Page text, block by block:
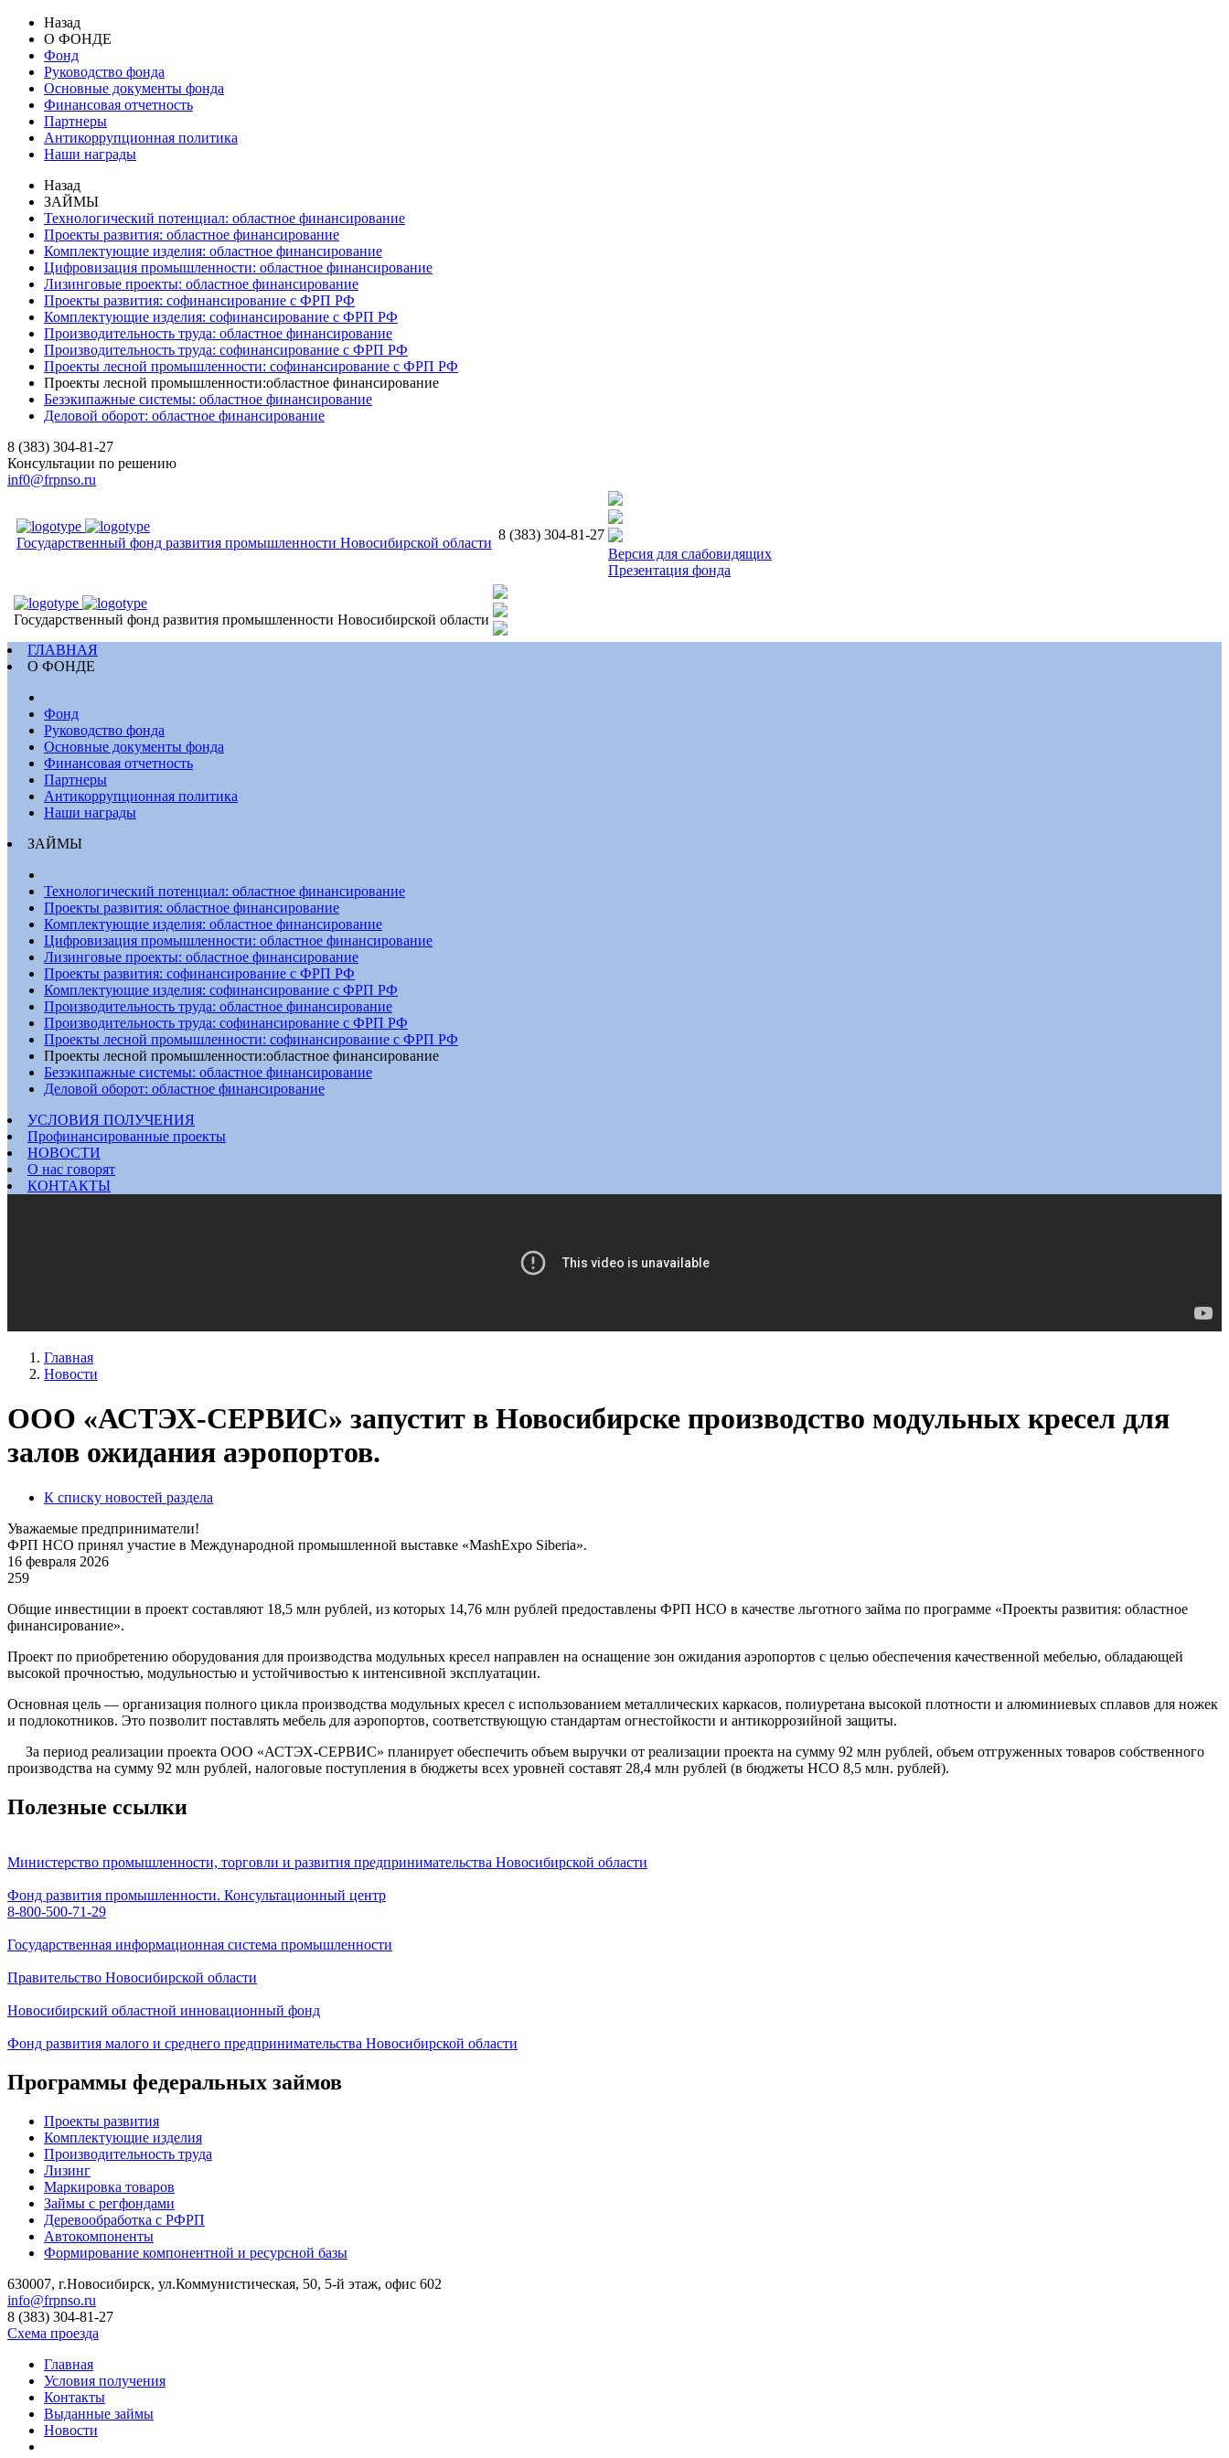
Назад
О ФОНДЕ
Фонд
Руководство фонда
Основные документы фонда
Финансовая отчетность
Партнеры
Антикоррупционная политика
Наши награды
Назад
ЗАЙМЫ
Технологический потенциал: областное финансирование
Проекты развития: областное финансирование
Комплектующие изделия: областное финансирование
Цифровизация промышленности: областное финансирование
Лизинговые проекты: областное финансирование
Проекты развития: софинансирование с ФРП РФ
Комплектующие изделия: софинансирование с ФРП РФ
Производительность труда: областное финансирование
Производительность труда: софинансирование с ФРП РФ
Проекты лесной промышленности: софинансирование с ФРП РФ
Проекты лесной промышленности:областное финансирование
Безэкипажные системы: областное финансирование
Деловой оборот: областное финансирование
8 (383) 304-81-27
Консультации по решению
inf0@frpnso.ru
Государственный фонд развития промышленности Новосибирской области
8 (383) 304-81-27
Версия для слабовидящих
Презентация фонда
Государственный фонд развития промышленности Новосибирской области
ГЛАВНАЯ
О ФОНДЕ
Фонд
Руководство фонда
Основные документы фонда
Финансовая отчетность
Партнеры
Антикоррупционная политика
Наши награды
ЗАЙМЫ
Технологический потенциал: областное финансирование
Проекты развития: областное финансирование
Комплектующие изделия: областное финансирование
Цифровизация промышленности: областное финансирование
Лизинговые проекты: областное финансирование
Проекты развития: софинансирование с ФРП РФ
Комплектующие изделия: софинансирование с ФРП РФ
Производительность труда: областное финансирование
Производительность труда: софинансирование с ФРП РФ
Проекты лесной промышленности: софинансирование с ФРП РФ
Проекты лесной промышленности:областное финансирование
Безэкипажные системы: областное финансирование
Деловой оборот: областное финансирование
УСЛОВИЯ ПОЛУЧЕНИЯ
Профинансированные проекты
НОВОСТИ
О нас говорят
КОНТАКТЫ
Главная
Новости
ООО «АСТЭХ-СЕРВИС» запустит в Новосибирске производство модульных кресел для
залов ожидания аэропортов.
К списку новостей раздела
Уважаемые предприниматели!
ФРП НСО принял участие в Международной промышленной выставке «MashExpo Siberia».
16 февраля 2026
259
Общие инвестиции в проект составляют 18,5 млн рублей, из которых 14,76 млн рублей предоставлены ФРП НСО в качестве льготного займа по программе «Проекты развития: областное
финансирование».
Проект по приобретению оборудования для производства модульных кресел направлен на оснащение зон ожидания аэропортов с целью обеспечения качественной мебелью, обладающей
высокой прочностью, модульностью и устойчивостью к интенсивной эксплуатации.
Основная цель — организация полного цикла производства модульных кресел с использованием металлических каркасов, полиуретана высокой плотности и алюминиевых сплавов для ножек
и подлокотников. Это позволит поставлять мебель для аэропортов, соответствующую стандартам огнестойкости и антикоррозийной защиты.
За период реализации проекта ООО «АСТЭХ-СЕРВИС» планирует обеспечить объем выручки от реализации проекта на сумму 92 млн рублей, объем отгруженных товаров собственного
производства на сумму 92 млн рублей, налоговые поступления в бюджеты всех уровней составят 28,4 млн рублей (в бюджеты НСО 8,5 млн. рублей).
Полезные ссылки
Министерство промышленности, торговли и развития предпринимательства Новосибирской области
Фонд развития промышленности. Консультационный центр
8-800-500-71-29
Государственная информационная система промышленности
Правительство Новосибирской области
Новосибирский областной инновационный фонд
Фонд развития малого и среднего предпринимательства Новосибирской области
Программы федеральных займов
Проекты развития
Комплектующие изделия
Производительность труда
Лизинг
Маркировка товаров
Займы с регфондами
Деревообработка с РФРП
Автокомпоненты
Формирование компонентной и ресурсной базы
630007, г.Новосибирск, ул.Коммунистическая, 50, 5-й этаж, офис 602
info@frpnso.ru
8 (383) 304-81-27
Схема проезда
Главная
Условия получения
Контакты
Выданные займы
Новости